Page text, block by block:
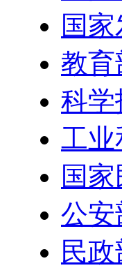
国
教育
科学
工业
国
公安
民政